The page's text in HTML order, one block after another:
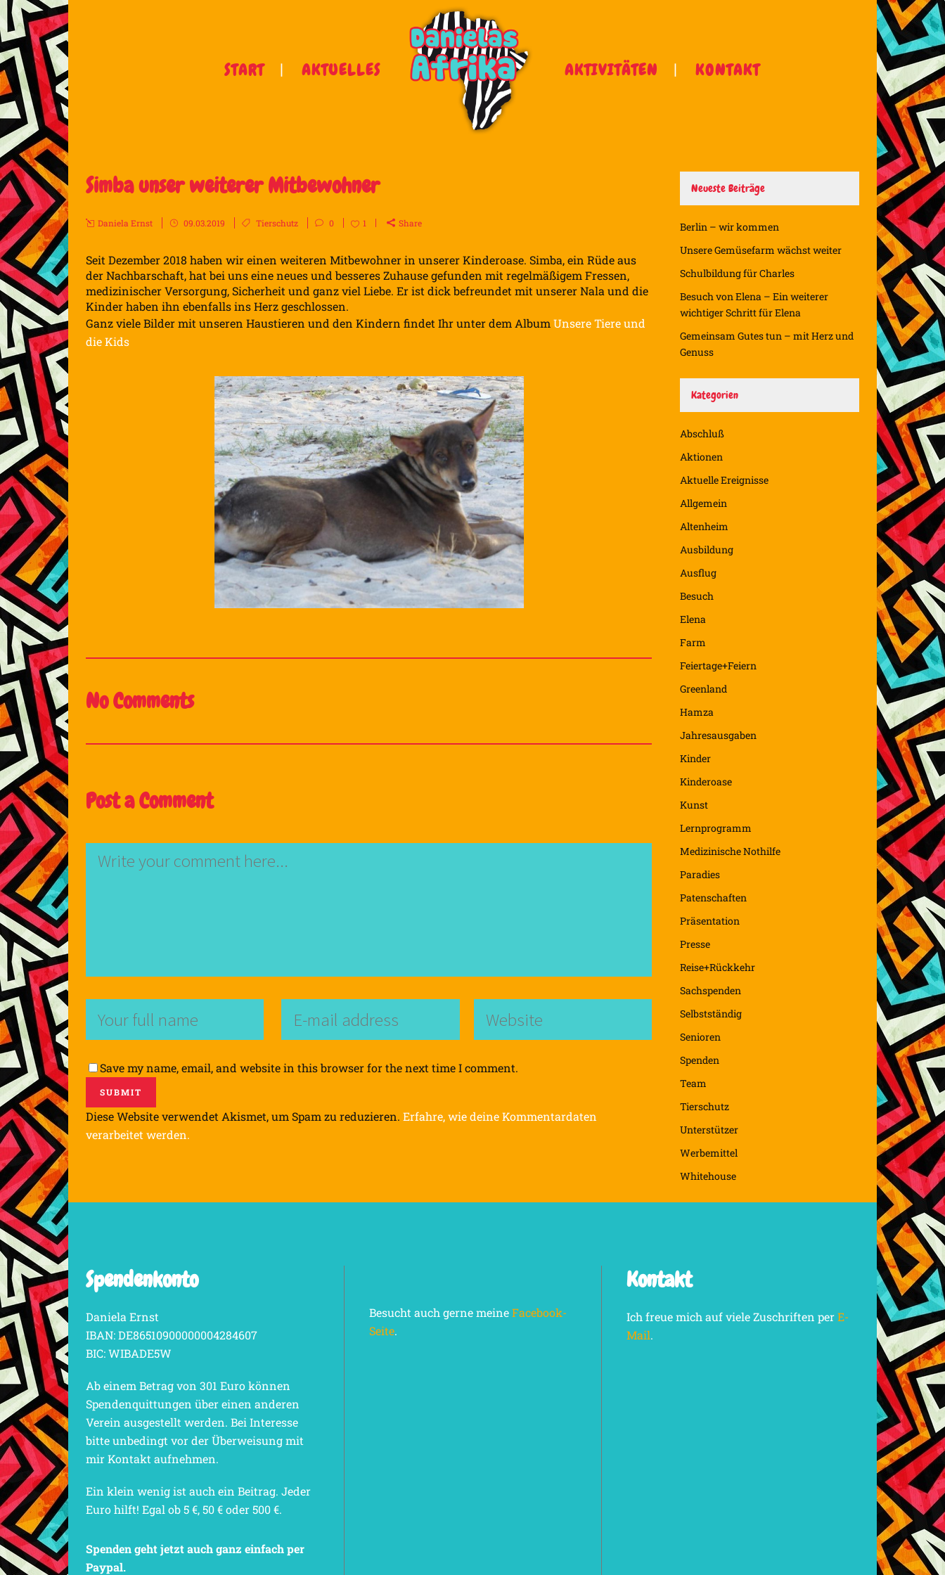
START AKTUELLES AKTIVITÄTEN KONTAKT
Simba unser weiterer Mitbewohner
Daniela Ernst 09.03.2019 Tierschutz 0 1 Share
Seit Dezember 2018 haben wir einen weiteren Mitbewohner in unserer Kinderoase. Simba, ein Rüde aus
der Nachbarschaft, hat bei uns eine neues und besseres Zuhause gefunden mit regelmäßigem Fressen,
medizinischer Versorgung, Sicherheit und ganz viel Liebe. Er ist dick befreundet mit unserer Nala und die
Kinder haben ihn ebenfalls ins Herz geschlossen.
Ganz viele Bilder mit unseren Haustieren und den Kindern findet Ihr unter dem Album Unsere Tiere und
die Kids
No Comments
Post a Comment
Save my name, email, and website in this browser for the next time I comment.
Diese Website verwendet Akismet, um Spam zu reduzieren. Erfahre, wie deine Kommentardaten
verarbeitet werden.
Neueste Beiträge
Berlin – wir kommen
Unsere Gemüsefarm wächst weiter
Schulbildung für Charles
Besuch von Elena – Ein weiterer
wichtiger Schritt für Elena
Gemeinsam Gutes tun – mit Herz und
Genuss
Kategorien
Abschluß
Aktionen
Aktuelle Ereignisse
Allgemein
Altenheim
Ausbildung
Ausflug
Besuch
Elena
Farm
Feiertage+Feiern
Greenland
Hamza
Jahresausgaben
Kinder
Kinderoase
Kunst
Lernprogramm
Medizinische Nothilfe
Paradies
Patenschaften
Präsentation
Presse
Reise+Rückkehr
Sachspenden
Selbstständig
Senioren
Spenden
Team
Tierschutz
Unterstützer
Werbemittel
Whitehouse
Spendenkonto
Daniela Ernst
IBAN: DE86510900000004284607
BIC: WIBADE5W
Ab einem Betrag von 301 Euro können
Spendenquittungen über einen anderen
Verein ausgestellt werden. Bei Interesse
bitte unbedingt vor der Überweisung mit
mir Kontakt aufnehmen.
Ein klein wenig ist auch ein Beitrag. Jeder
Euro hilft! Egal ob 5 €, 50 € oder 500 €.
Spenden geht jetzt auch ganz einfach per
Paypal.
Besucht auch gerne meineFacebook-
Seite.
Kontakt
Ich freue mich auf viele Zuschriften perE-
Mail.